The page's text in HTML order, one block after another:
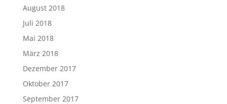
August 2018
Juli 2018
Mai 2018
März 2018
Dezember 2017
Oktober 2017
September 2017